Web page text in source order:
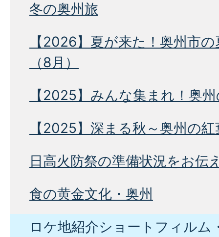
冬の奥州旅
【2026】夏が来た！奥州市
（8月）
【2025】みんな集まれ！奥
【2025】深まる秋～奥州の
日高火防祭の準備状況をお伝
食の黄金文化・奥州
ロケ地紹介ショートフィルム